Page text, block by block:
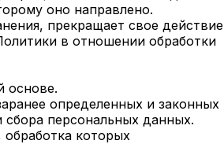
оно направлено.
прекращает свое действие
в отношении обработки
основе.
определенных и законных
персональных данных.
которых